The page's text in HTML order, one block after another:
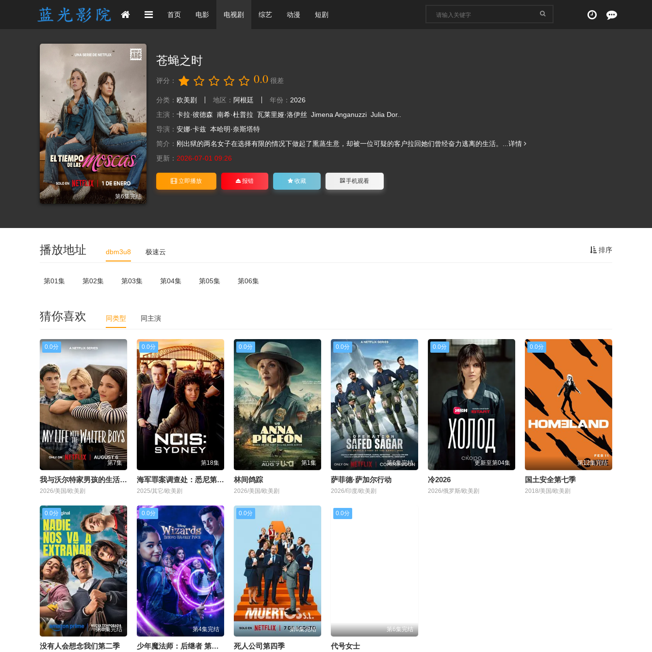
首页 电影 电视剧 综艺 动漫 短剧
第6集完结
苍蝇之时
评分： 0.0 很差
分类： 欧美剧 地区： 阿根廷 年份： 2026
主演： 卡拉·彼德森 南希·杜普拉 瓦莱里娅·洛伊丝 Jimena Anganuzzi Julia Dor..
导演： 安娜·卡兹 本哈明·奈斯塔特
简介： 刚出狱的两名女子在选择有限的情况下做起了熏蒸生意，却被一位可疑的客户拉回她们曾经奋力逃离的生活。... 详情
更新： 2026-07-01 09:26
立即播放 报错 收藏 手机观看
排序
播放地址 dbm3u8 极速云
第01集 第02集 第03集 第04集 第05集 第06集
猜你喜欢 同类型 同主演
0.0分
第7集
我与沃尔特家男孩的生活第三季
2026/美国/欧美剧
0.0分
第18集
海军罪案调查处：悉尼第三季
2025/其它/欧美剧
0.0分
第1集
林间鸽踪
2026/美国/欧美剧
0.0分
第6集完结
萨菲德·萨加尔行动
2026/印度/欧美剧
0.0分
更新至第04集
冷2026
2026/俄罗斯/欧美剧
0.0分
第12集完结
国土安全第七季
2018/美国/欧美剧
0.0分
第8集完结
没有人会想念我们第二季
0.0分
第4集完结
少年魔法师：后继者 第三季
0.0分
第6集完结
死人公司第四季
0.0分
第6集完结
代号女士